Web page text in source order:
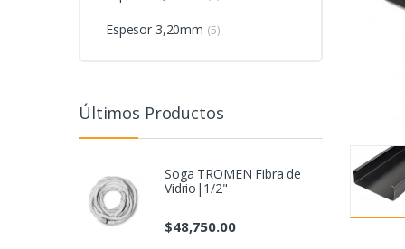
Espesor 3,20mm (5)
Últimos Productos
Soga TROMEN Fibra de
Vidrio|1/2"
$48,750.00